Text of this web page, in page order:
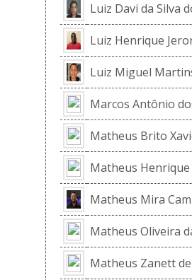
Luiz Davi da Silva
Luiz Henrique
Luiz Miguel
Marcos Antônio
Matheus Brito
Matheus
Matheus Mira
Matheus Oliveira
Matheus Zanett